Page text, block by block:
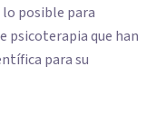
posible para
psicoterapia que han
para su